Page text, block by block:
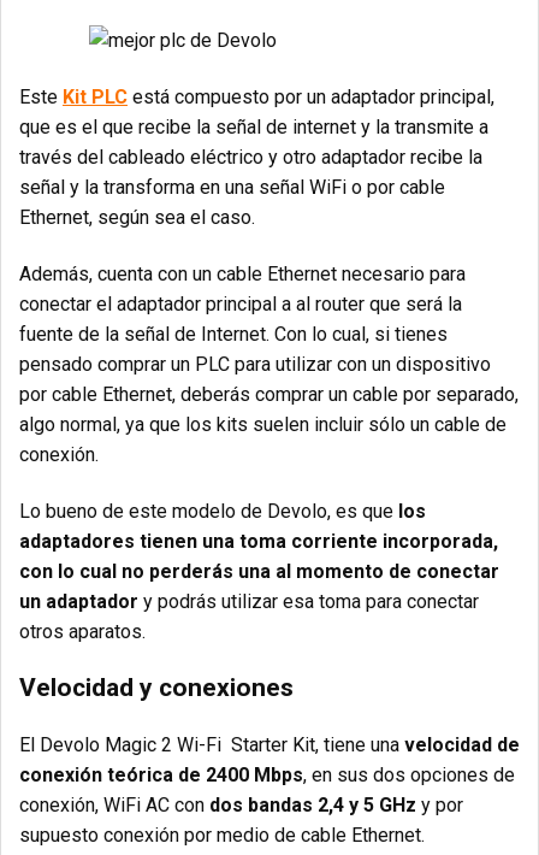
Este Kit PLC está compuesto por un adaptador principal,
que es el que recibe la señal de internet y la transmite a
través del cableado eléctrico y otro adaptador recibe la
señal y la transforma en una señal WiFi o por cable
Ethernet, según sea el caso.
Además, cuenta con un cable Ethernet necesario para
conectar el adaptador principal a al router que será la
fuente de la señal de Internet. Con lo cual, si tienes
pensado comprar un PLC para utilizar con un dispositivo
por cable Ethernet, deberás comprar un cable por separado,
algo normal, ya que los kits suelen incluir sólo un cable de
conexión.
Lo bueno de este modelo de Devolo, es que los
adaptadores tienen una toma corriente incorporada,
con lo cual no perderás una al momento de conectar
un adaptador y podrás utilizar esa toma para conectar
otros aparatos.
Velocidad y conexiones
El Devolo Magic 2 Wi-Fi Starter Kit, tiene una velocidad de
conexión teórica de 2400 Mbps, en sus dos opciones de
conexión, WiFi AC con dos bandas 2,4 y 5 GHz y por
supuesto conexión por medio de cable Ethernet.